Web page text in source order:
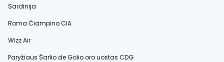
Sardinija
Roma Čiampino CIA
Wizz Air
Paryžiaus Šarlio de Golio oro uostas CDG